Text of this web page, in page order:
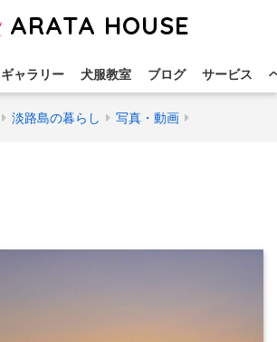
ARATA HOUSE
ギャラリー 犬服教室 ブログ サービス
淡路島の暮らし 写真・動画